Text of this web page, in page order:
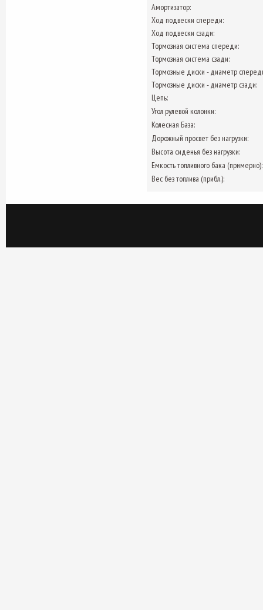
Амортизатор:
Ход подвески спереди:
Ход подвески сзади:
Тормозная система спереди:
Тормозная система сзади:
Тормозные диски - диаметр
Тормозные диски - диаметр сзади:
Цепь:
Угол рулевой колонки:
Колесная База:
Дорожный просвет без нагрузки:
Высота сиденья без нагрузки:
Емкость топливного бака (примерно):
Вес без топлива (прибл.):